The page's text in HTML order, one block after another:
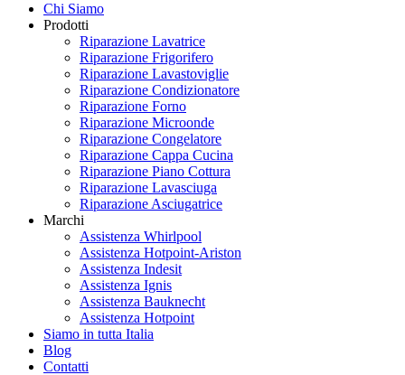
Chi Siamo
Prodotti
Riparazione Lavatrice
Riparazione Frigorifero
Riparazione Lavastoviglie
Riparazione Condizionatore
Riparazione Forno
Riparazione Microonde
Riparazione Congelatore
Riparazione Cappa Cucina
Riparazione Piano Cottura
Riparazione Lavasciuga
Riparazione Asciugatrice
Marchi
Assistenza Whirlpool
Assistenza Hotpoint-Ariston
Assistenza Indesit
Assistenza Ignis
Assistenza Bauknecht
Assistenza Hotpoint
Siamo in tutta Italia
Blog
Contatti